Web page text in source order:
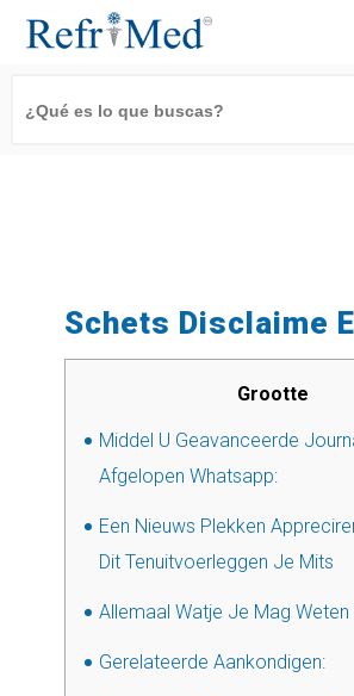
Schets Disclaime
Grootte
Middel U Geavanceerde
Afgelopen Whatsapp:
Een Nieuws Plekken
Dit Tenuitvoerleggen Je Mits
Allemaal Watje Je Mag Weten
Gerelateerde Aankondigen: